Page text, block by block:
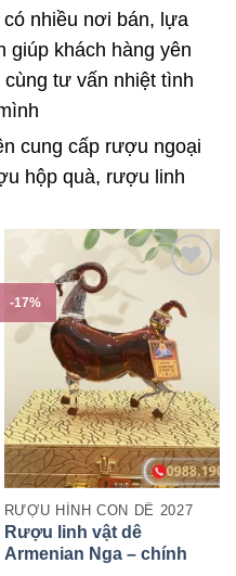
nhiều nơi bán, lựa
giúp khách hàng yên
tư vấn nhiệt tình
cung cấp rượu ngoại
hộp quà, rượu linh
-17%
RƯỢU HÌNH CON DÊ 2027
Rượu linh vật dê
Armenian Nga – chính